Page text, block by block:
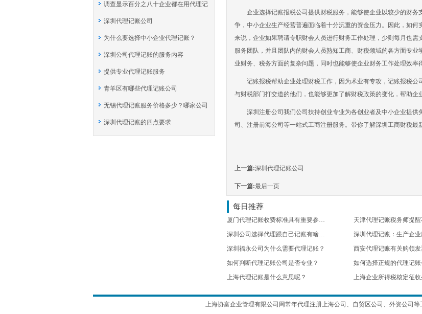
调查显示百分之八十企业都在用代理记
账？
深圳代理记账公司
为什么要选择中小企业代理记账？
深圳公司代理记账的服务内容
提供专业代理记账服务
青羊区有哪些代理记账公司
无锡代理记账服务价格多少？哪家公司
好？-
深圳代理记账的四点要求
企业选择记账报税公司提供财税服务，能够使企业以较少的财务
争，中小企业生产经营普遍面临着十分沉重的资金压力。因此，如
来说，企业如果聘请专职财会人员进行财务工作处理，少则每月也
服务团队，并且团队内的财会人员熟知工商、财税领域的各方面专
业财务、税务方面的复杂问题，同时也能够使企业财务工作处理效率
记账报税帮助企业处理财税工作，因为术业有专攻，记账报税公
与财税部门打交道的他们，也能够更加了解财税政策的变化，帮助企
深圳注册公司我们公司扶持创业专业为各创业者及中小企业提供
司、注册前海公司等一站式工商注册服务。带你了解深圳工商财税最
上一篇:深圳代理记账公司
下一篇:最后一页
每日推荐
厦门代理记账收费标准具有重要参考价值
深圳公司选择代理跟自己记账有啥区别？
深圳福永公司为什么需要代理记账？
如何判断代理记账公司是否专业？
如何选择正规的代理记账
上海代理记账是什么意思呢？
上海协富企业管理有限公司网常年代理注册上海公司 、 自贸区公司 、 外资公司 等